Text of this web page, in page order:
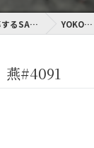
燕市で格闘技を指導するSAI-GYM YOKOLOG
燕#4091